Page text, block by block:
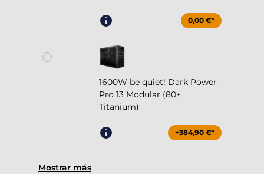
0,00 €*
1600W be quiet! Dark Power
Pro 13 Modular (80+
Titanium)
+384,90 €*
Mostrar más